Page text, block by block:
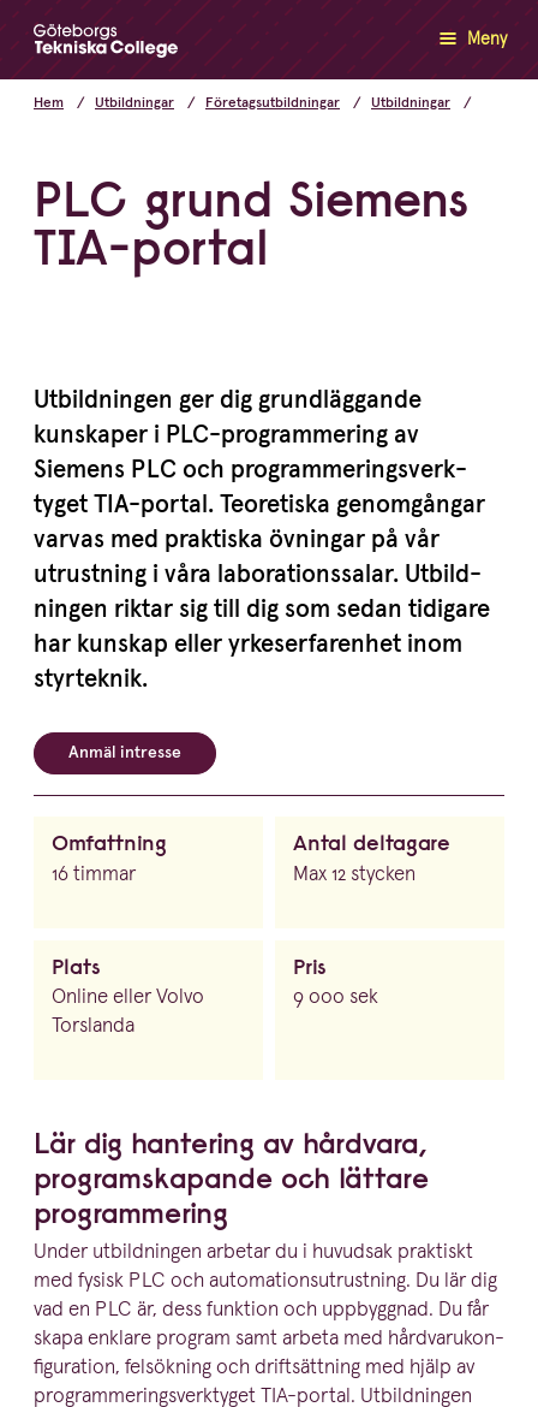
Meny
Hem Utbildningar Företagsutbildningar Utbildningar
PLC grund Siemens
TIA-portal
Utbild­ningen ger dig grund­läg­gande
kunskaper i PLC-program­mering av
Siemens PLC och program­me­rings­verk­
tyget TIA-portal. Teoretiska genomgångar
varvas med praktiska övningar på vår
utrustning i våra labora­tions­salar. Utbild­
ningen riktar sig till dig som sedan tidigare
har kunskap eller yrkes­er­fa­renhet inom
styrteknik.
Anmäl intresse
Omfattning
16 timmar
Antal deltagare
Max 12 stycken
Plats
Online eller Volvo
Torslanda
Pris
9 000 sek
Lär dig hantering av hårdvara,
program­ska­pande och lättare
programmering
Under utbild­ningen arbetar du i huvudsak praktiskt
med fysisk PLC och automa­tions­ut­rustning. Du lär dig
vad en PLC är, dess funktion och uppbyggnad. Du får
skapa enklare program samt arbeta med hårdva­ru­kon­
fi­gu­ration, felsökning och drift­sättning med hjälp av
program­me­rings­verk­tyget TIA-portal. Utbild­ningen